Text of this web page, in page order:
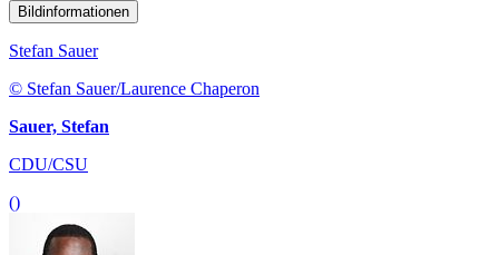
Bildinformationen
Stefan Sauer
© Stefan Sauer/Laurence Chaperon
Sauer, Stefan
CDU/CSU
()